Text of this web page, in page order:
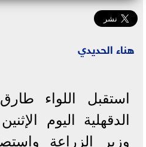
هناء الحديدي
استقبل اللواء
الدقهلية اليوم
وزير الزراعة